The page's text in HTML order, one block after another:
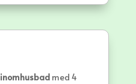
inomhusbadmed 4